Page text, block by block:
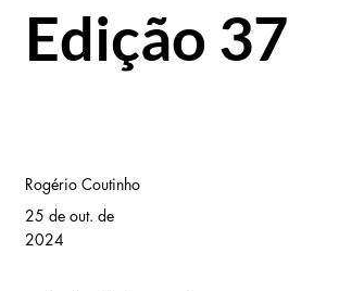
Edição 37
Rogério Coutinho
25 de out. de
2024